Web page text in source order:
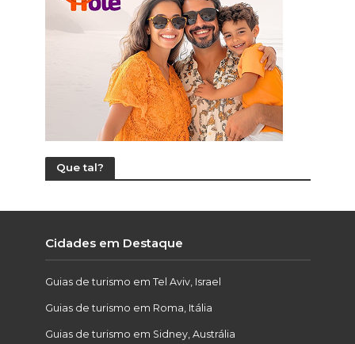
Que tal?
Cidades em Destaque
Guias de turismo em Tel Aviv, Israel
Guias de turismo em Roma, Itália
Guias de turismo em Sidney, Austrália